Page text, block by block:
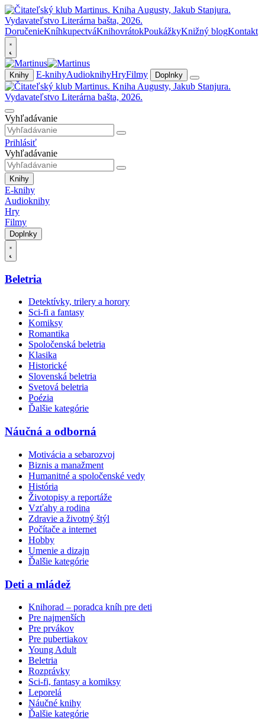
DoručenieKníhkupectváKnihovrátokPoukážkyKnižný blogKontakt
Knihy E-knihyAudioknihyHryFilmy Doplnky
Vyhľadávanie
Prihlásiť
Vyhľadávanie
Knihy
E-knihy
Audioknihy
Hry
Filmy
Doplnky
Beletria
Detektívky, trilery a horory
Sci-fi a fantasy
Komiksy
Romantika
Spoločenská beletria
Klasika
Historické
Slovenská beletria
Svetová beletria
Poézia
Ďalšie kategórie
Náučná a odborná
Motivácia a sebarozvoj
Biznis a manažment
Humanitné a spoločenské vedy
História
Životopisy a reportáže
Vzťahy a rodina
Zdravie a životný štýl
Počítače a internet
Hobby
Umenie a dizajn
Ďalšie kategórie
Deti a mládež
Knihorad – poradca kníh pre deti
Pre najmenších
Pre prvákov
Pre pubertiakov
Young Adult
Beletria
Rozprávky
Sci-fi, fantasy a komiksy
Leporelá
Náučné knihy
Ďalšie kategórie